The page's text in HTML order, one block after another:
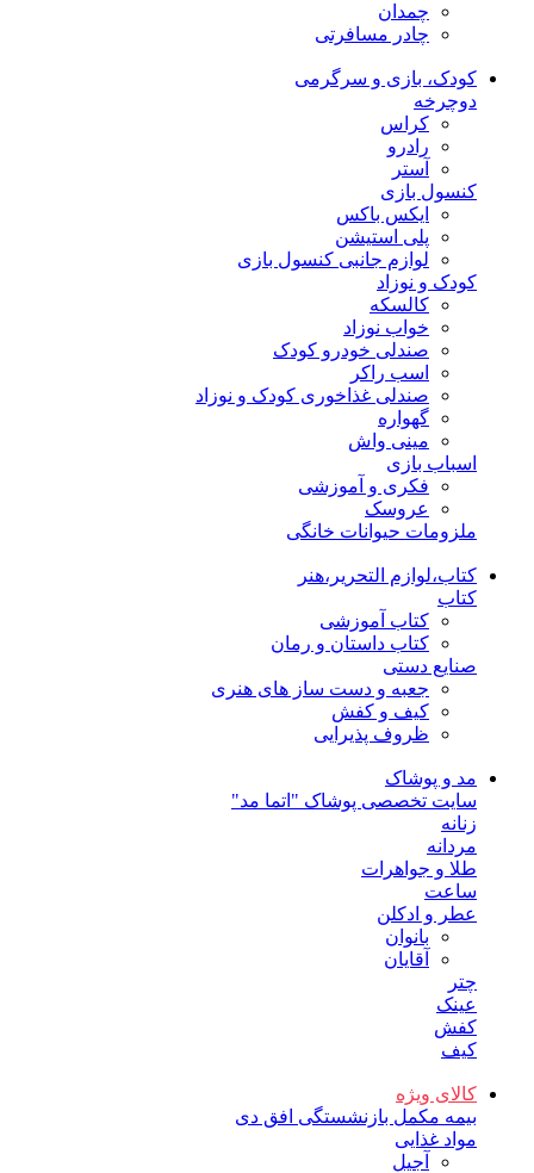
چمدان
چادر مسافرتی
کودک، بازی و سرگرمی
دوچرخه
کراس
رادرو
آستر
کنسول بازی
ایکس باکس
پلی استیشن
لوازم جانبی کنسول بازی
کودک و نوزاد
کالسکه
خواب نوزاد
صندلی خودرو کودک
اسب راکر
صندلی غذاخوری کودک و نوزاد
گهواره
مینی واش
اسباب بازی
فکری و آموزشی
عروسک
ملزومات حیوانات خانگی
کتاب،لوازم التحریر،هنر
کتاب
کتاب آموزشی
کتاب داستان و رمان
صنایع دستی
جعبه و دست ساز های هنری
کیف و کفش
ظروف پذیرایی
مد و پوشاک
سایت تخصصی پوشاک "اتما مد"
زنانه
مردانه
طلا و جواهرات
ساعت
عطر و ادکلن
بانوان
آقایان
چتر
عینک
کفش
کیف
کالای ویژه
بیمه مکمل بازنشستگی افق دی
مواد غذایی
آجیل